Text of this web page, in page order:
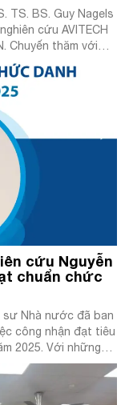
TS. BS. Guy Nagels
cứu AVITECH
Chuyến thăm với
và triển khai hệ
cứu Nguyễn
chuẩn chức
sư Nhà nước đã ban
công nhận đạt tiêu
2025. Với những
và đào tạo,